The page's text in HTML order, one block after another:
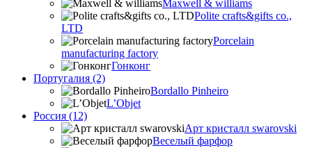
Maxwell & williams
Polite crafts&gifts co.,
LTD
Porcelain
manufacturing factory
Гонконг
Португалия (2)
Bordallo Pinheiro
L’Objet
Россия (12)
Арт кристалл swarovski
Веселый фарфор